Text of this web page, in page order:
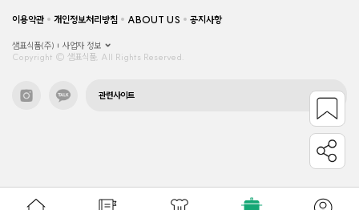
이용약관 개인정보처리방침 ABOUT US 공지사항
샘표식품(주)
사업자 정보
Copyright © 샘표식품, All Rights Reserved.
관련사이트